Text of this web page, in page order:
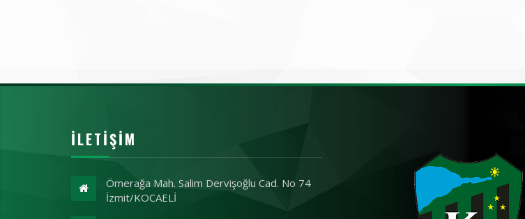
İLETIŞIM
Ömerağa Mah. Salim Dervişoğlu Cad. No 74
İzmit/KOCAELİ